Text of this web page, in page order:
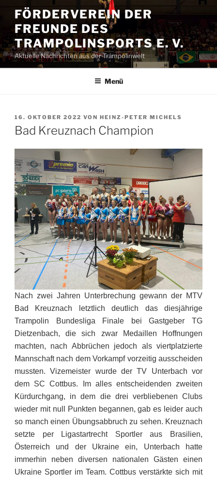
Inhalt
springen
FÖRDERVEREIN DER
FREUNDE DES
TRAMPOLINSPORTS E. V.
Aktuelle Nachrichten aus der Trampolinwelt
Menü
VERÖFFENTLICHT
AM
16. OKTOBER 2022 VON HEINZ-PETER MICHELS
Bad Kreuznach Champion
Nach zwei Jahren Unterbrechung gewann der MTV
Bad Kreuznach letztlich deutlich das diesjährige
Trampolin Bundesliga Finale bei Gastgeber TG
Dietzenbach, die sich zwar Medaillen Hoffnungen
machten, nach Abbrüchen jedoch als viertplatzierte
Mannschaft nach dem Vorkampf vorzeitig ausscheiden
mussten. Vizemeister wurde der TV Unterbach vor
dem SC Cottbus. Im alles entscheidenden zweiten
Kürdurchgang, in dem die drei verbliebenen Clubs
wieder mit null Punkten begannen, gab es leider auch
so manch einen Übungsabbruch zu sehen. Kreuznach
setzte per Ligastartrecht Sportler aus Brasilien,
Österreich und der Ukraine ein, Unterbach hatte
immerhin neben diversen nationalen Gästen einen
Ukraine Sportler im Team. Cottbus verstärkte sich mit